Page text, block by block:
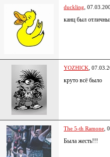
duckling ,
канц был
YOZHICK ,
круто всё было
The 5-th Ramone ,
Была жесть!!!